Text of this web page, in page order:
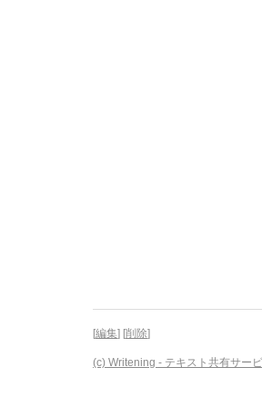
[編集] [削除]
(c) Writening - テキスト共有サー